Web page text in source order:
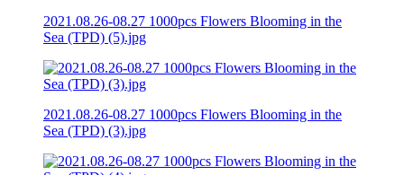
2021.08.26-08.27 1000pcs Flowers Blooming in the
Sea (TPD) (5).jpg
2021.08.26-08.27 1000pcs Flowers Blooming in the
Sea (TPD) (3).jpg